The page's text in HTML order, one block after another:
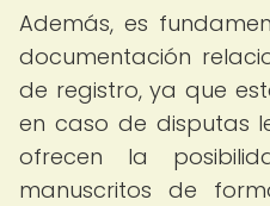
Además, es
documentación
de registro, ya que
en caso de disputas
ofrecen la
manuscritos de